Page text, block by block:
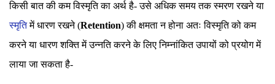
किसी बात की कम विस्मृति का अर्थ है- उसे अधिक समय तक स्मरण रखने या
स्मृतिमें धारण रखने (Retention) की क्षमता न होना अतः विस्मृति को कम
करने या धारण शक्ति में उन्नति करने के लिए निम्नांकित उपायों को प्रयोग में
लाया जा सकता है-